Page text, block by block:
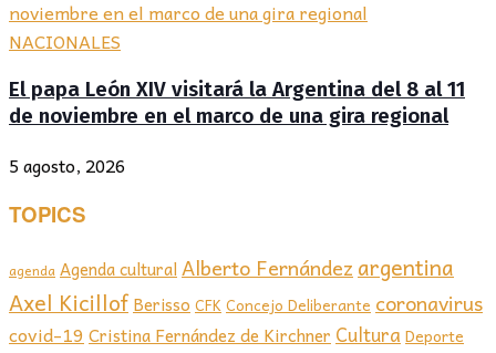
NACIONALES
El papa León XIV visitará la Argentina del 8 al 11
de noviembre en el marco de una gira regional
5 agosto, 2026
TOPICS
agenda Agenda culturalAlberto Fernández argentina
Axel Kicillof Berisso CFKConcejo Deliberante coronavirus
covid-19 Cristina Fernández de Kirchner Cultura Deporte